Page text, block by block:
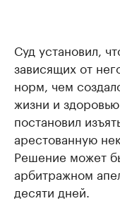
Суд установил,
зависящих от
норм, чем
жизни и
постановил
арестованную
Решение может
арбитражном
десяти дней.